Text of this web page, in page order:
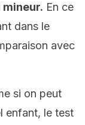
mineur. En ce
dans le
avec
si on peut
enfant, le test